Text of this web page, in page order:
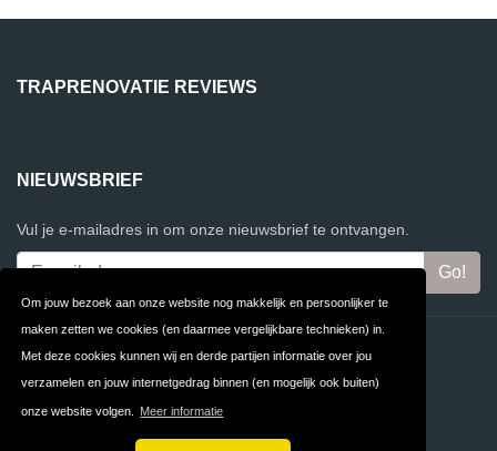
Om jouw bezoek aan onze website nog makkelijk en persoonlijker te
maken zetten we cookies (en daarmee vergelijkbare technieken) in.
Met deze cookies kunnen wij en derde partijen informatie over jou
verzamelen en jouw internetgedrag binnen (en mogelijk ook buiten)
onze website volgen. Meer informatie
TRAPRENOVATIE REVIEWS
NIEUWSBRIEF
Vul je e-mailadres in om onze nieuwsbrief te ontvangen.
Contact Privacy
Algemene FAQ